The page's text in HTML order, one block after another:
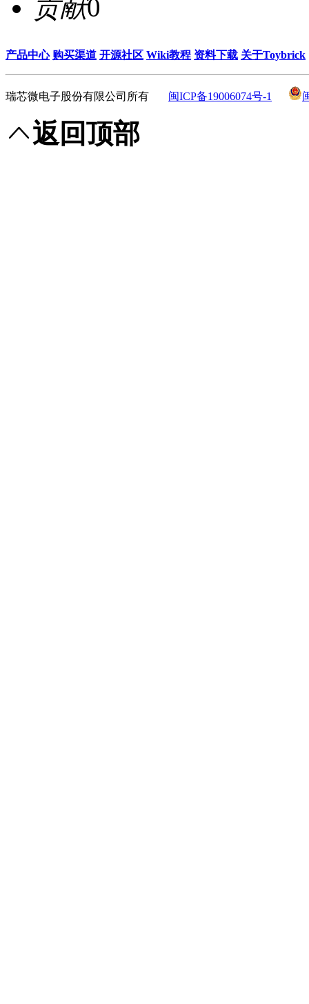
贡献0
产品中心 购买渠道 开源社区 Wiki教程 资料下载 关于Toybrick
瑞芯微电子股份有限公司所有 闽ICP备19006074号-1
返回顶部